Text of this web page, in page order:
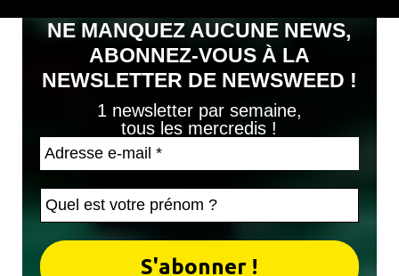
NE MANQUEZ AUCUNE NEWS,
ABONNEZ-VOUS À LA
NEWSLETTER DE NEWSWEED !
1 newsletter par semaine,
tous les mercredis !